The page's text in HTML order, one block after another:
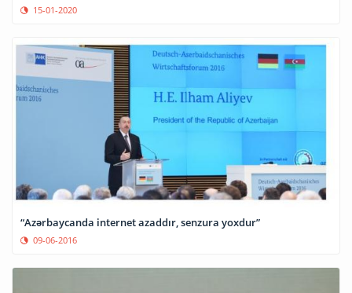
15-01-2020
“Azərbaycanda internet azaddır, senzura yoxdur”
09-06-2016